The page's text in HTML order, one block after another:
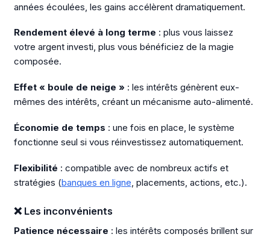
années écoulées, les gains accélèrent dramatiquement.
Rendement élevé à long terme : plus vous laissez
votre argent investi, plus vous bénéficiez de la magie
composée.
Effet « boule de neige » : les intérêts génèrent eux-
mêmes des intérêts, créant un mécanisme auto-alimenté.
Économie de temps : une fois en place, le système
fonctionne seul si vous réinvestissez automatiquement.
Flexibilité : compatible avec de nombreux actifs et
stratégies (banques en ligne , placements, actions, etc.).
❌ Les inconvénients
Patience nécessaire : les intérêts composés brillent sur